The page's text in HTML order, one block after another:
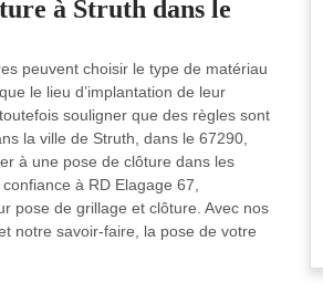
à Struth dans le
peuvent choisir le type de matériau
le lieu d’implantation de leur
souligner que des règles sont
la ville de Struth, dans le 67290,
à une pose de clôture dans les
à RD Elagage 67,
pose de grillage et clôture. Avec nos
notre savoir-faire, la pose de votre